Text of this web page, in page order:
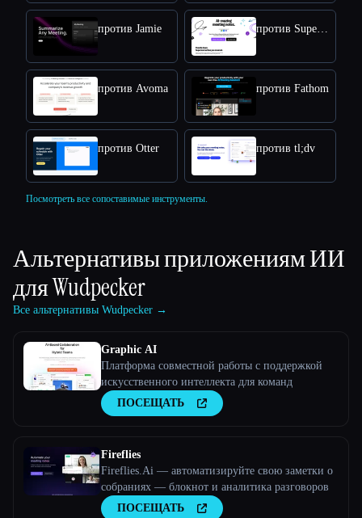
против Jamie
против Avoma против Fathom
против Otter против tl;dv
Посмотреть все сопоставимые инструменты.
Альтернативы приложениям ИИ
дляWudpecker
Все альтернативы Wudpecker →
Graphic AI
Платформа совместной работы с поддержкой
искусственного интеллекта для команд
ПОСЕЩАТЬ
Fireflies
Fireflies.Ai — автоматизируйте свою заметки о
собраниях — блокнот и аналитика разговоров
ПОСЕЩАТЬ